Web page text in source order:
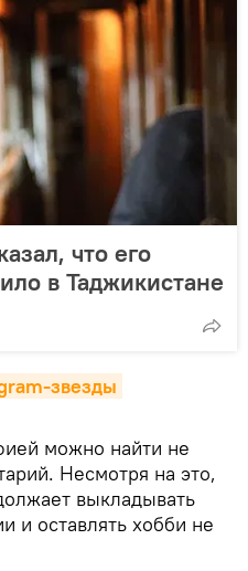
что его
в Таджикистане
звезды
можно найти не
Несмотря на это,
выкладывать
и оставлять хобби не